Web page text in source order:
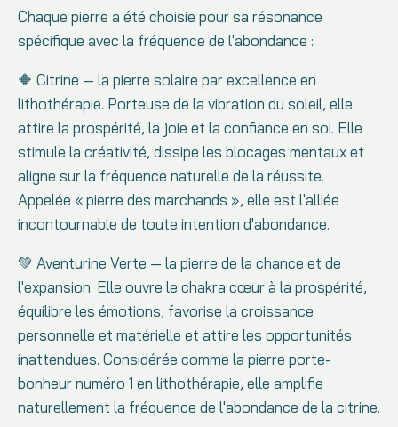
Chaque pierre a été choisie pour sa résonance
spécifique avec la fréquence de l'abondance :
🔶 Citrine — la pierre solaire par excellence en
lithothérapie. Porteuse de la vibration du soleil, elle
attire la prospérité, la joie et la confiance en soi. Elle
stimule la créativité, dissipe les blocages mentaux et
aligne sur la fréquence naturelle de la réussite.
Appelée « pierre des marchands », elle est l'alliée
incontournable de toute intention d'abondance.
💚 Aventurine Verte — la pierre de la chance et de
l'expansion. Elle ouvre le chakra cœur à la prospérité,
équilibre les émotions, favorise la croissance
personnelle et matérielle et attire les opportunités
inattendues. Considérée comme la pierre porte-
bonheur numéro 1 en lithothérapie, elle amplifie
naturellement la fréquence de l'abondance de la citrine.